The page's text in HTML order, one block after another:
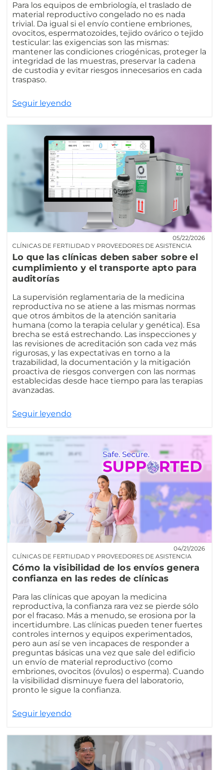
Para los equipos de embriología, el traslado de
material reproductivo congelado no es nada
trivial. Da igual si el envío contiene embriones,
ovocitos, espermatozoides, tejido ovárico o tejido
testicular: las exigencias son las mismas:
mantener las condiciones criogénicas, proteger la
integridad de las muestras, preservar la cadena
de custodia y evitar riesgos innecesarios en cada
traspaso.
Seguir leyendo
CLÍNICAS DE FERTILIDAD Y PROVEEDORES DE ASISTENCIA
05/22/2026
Lo que las clínicas deben saber sobre el
cumplimiento y el transporte apto para
auditorías
La supervisión reglamentaria de la medicina
reproductiva no se atiene a las mismas normas
que otros ámbitos de la atención sanitaria
humana (como la terapia celular y genética). Esa
brecha se está estrechando. Las inspecciones y
las revisiones de acreditación son cada vez más
rigurosas, y las expectativas en torno a la
trazabilidad, la documentación y la mitigación
proactiva de riesgos convergen con las normas
establecidas desde hace tiempo para las terapias
avanzadas.
Seguir leyendo
CLÍNICAS DE FERTILIDAD Y PROVEEDORES DE ASISTENCIA
04/21/2026
Cómo la visibilidad de los envíos genera
confianza en las redes de clínicas
Para las clínicas que apoyan la medicina
reproductiva, la confianza rara vez se pierde sólo
por el fracaso. Más a menudo, se erosiona por la
incertidumbre. Las clínicas pueden tener fuertes
controles internos y equipos experimentados,
pero aun así se ven incapaces de responder a
preguntas básicas una vez que sale del edificio
un envío de material reproductivo (como
embriones, ovocitos (óvulos) o esperma). Cuando
la visibilidad disminuye fuera del laboratorio,
pronto le sigue la confianza.
Seguir leyendo